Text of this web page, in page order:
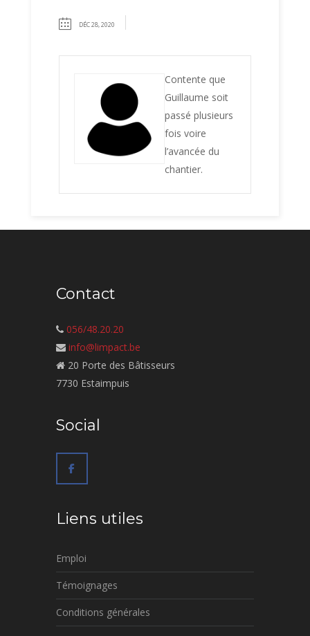
DÉC 28, 2020
Contente que
Guillaume soit
passé plusieurs
fois voire
l’avancée du
chantier.
Contact
056/48.20.20
info@limpact.be
20 Porte des Bâtisseurs
7730 Estaimpuis
Social
Liens utiles
Emploi
Témoignages
Conditions générales